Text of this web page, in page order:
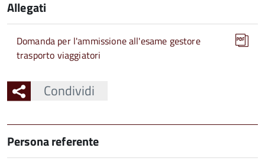
Allegati
Domanda per l'ammissione all'esame gestore
trasporto viaggiatori
Condividi
Persona referente